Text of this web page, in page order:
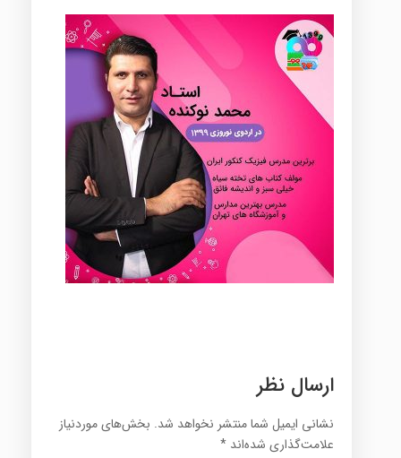
ارسال نظر
نشانی ایمیل شما منتشر نخواهد شد. بخش‌های موردنیاز
علامت‌گذاری شده‌اند *